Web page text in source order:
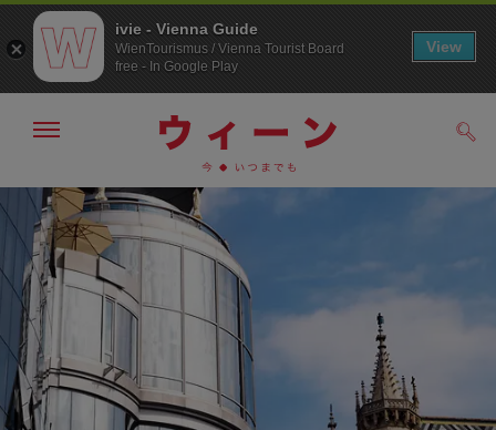
ュ
へ
ペ
ジ
の
ト
ッ
プ
へ
メ
ー
の
表
示・
非
表
示
ivie - Vienna Guide
WienTourismus / Vienna Tourist Board
free - In Google Play
View